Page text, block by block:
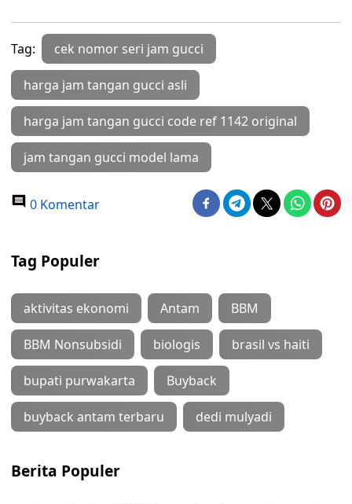
Tag: cek nomor seri jam gucci
harga jam tangan gucci asli
harga jam tangan gucci code ref 1142 original
jam tangan gucci model lama
0 Komentar
Tag Populer
aktivitas ekonomi Antam BBM
BBM Nonsubsidi biologis brasil vs haiti
bupati purwakarta Buyback
buyback antam terbaru dedi mulyadi
Berita Populer